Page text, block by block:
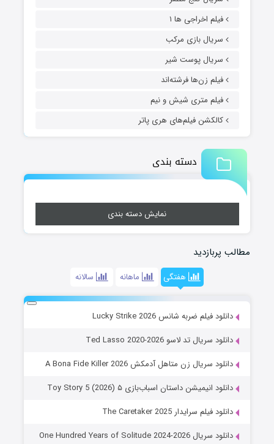
فیلم اخراجی ها ۱
سریال بازی مرکب
سریال پوست شیر
فیلم زن‌ها فرشته‌اند
فیلم متری شیش و نیم
کالکشن فیلم‌های هری پاتر
دسته بندی
نمایش دسته بندی
مطالب پربازدید
هفتگی ماهانه سالانه
دانلود فیلم ضربه شانس Lucky Strike 2026
دانلود سریال تد لاسو Ted Lasso 2020-2026
دانلود سریال زن متاهل آدمکش A Bona Fide Killer 2026
دانلود انیمیشن داستان اسباب‌بازی ۵ Toy Story 5 (2026)
دانلود فیلم سرایدار The Caretaker 2025
دانلود سریال One Hundred Years of Solitude 2024-2026